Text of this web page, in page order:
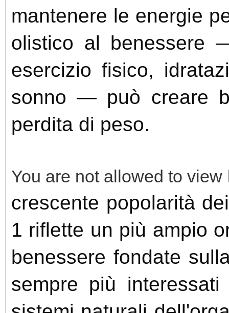
mantenere le energie
olistico al benessere
esercizio fisico,
sonno — può creare
perdita di peso.
You are not allowed to
crescente popolarità
1 riflette un più ampio
benessere fondate
sempre più